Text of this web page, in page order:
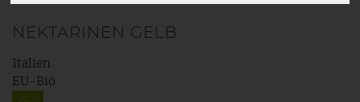
NEKTARINEN GELB
Italien
EU-Bio